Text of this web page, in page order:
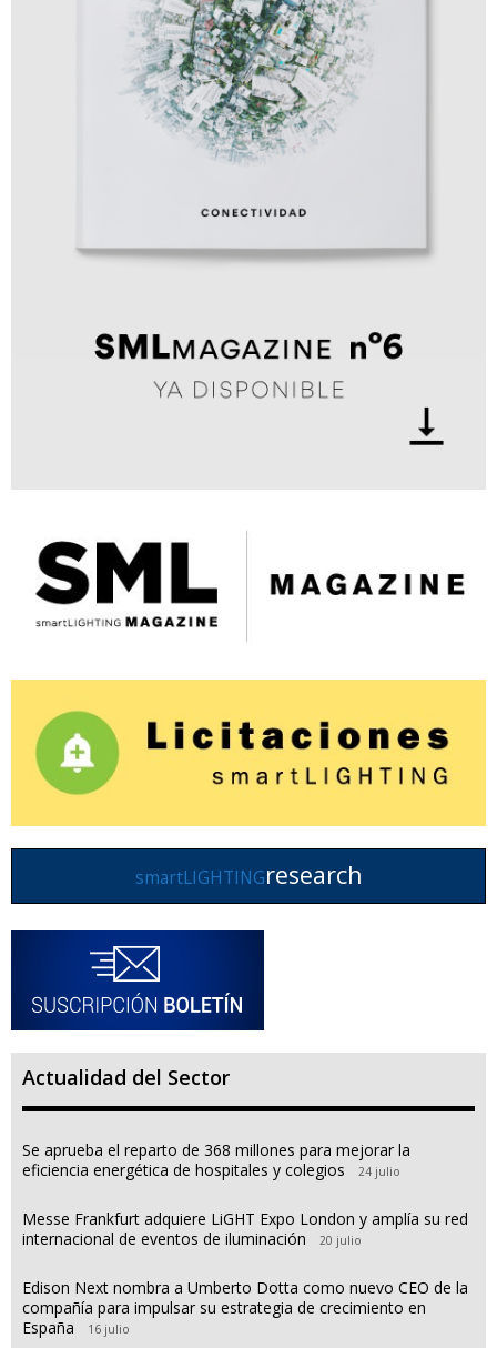
smartLIGHTINGresearch
Actualidad del Sector
Se aprueba el reparto de 368 millones para mejorar la
eficiencia energética de hospitales y colegios
24 julio
Messe Frankfurt adquiere LiGHT Expo London y amplía su red
internacional de eventos de iluminación
20 julio
Edison Next nombra a Umberto Dotta como nuevo CEO de la
compañía para impulsar su estrategia de crecimiento en
España
16 julio